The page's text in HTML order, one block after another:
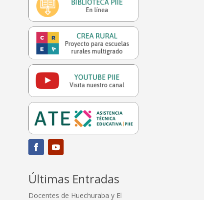
Últimas Entradas
Docentes de Huechuraba y El